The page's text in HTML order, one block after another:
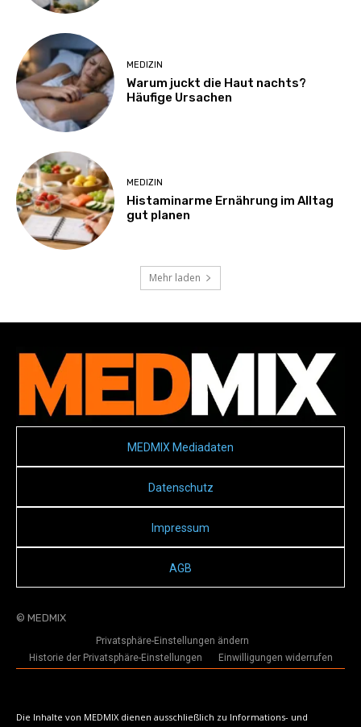
MEDIZIN
Warum juckt die Haut nachts?
Häufige Ursachen
MEDIZIN
Histaminarme Ernährung im Alltag
gut planen
Mehr laden
MEDMIX Mediadaten
Datenschutz
Impressum
AGB
© MEDMIX
Privatsphäre-Einstellungen ändern
Historie der Privatsphäre-Einstellungen
Einwilligungen widerrufen
Die Inhalte von MEDMIX dienen ausschließlich zu Informations- und